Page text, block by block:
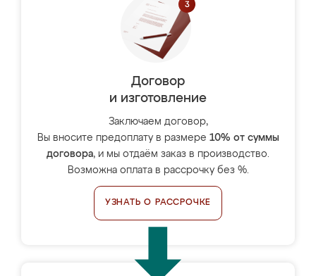
Договор
и изготовление
Заключаем договор,
Вы вносите предоплату в размере 10% от суммы
договора, и мы отдаём заказ в производство.
Возможна оплата в рассрочку без %.
УЗНАТЬ О РАССРОЧКЕ